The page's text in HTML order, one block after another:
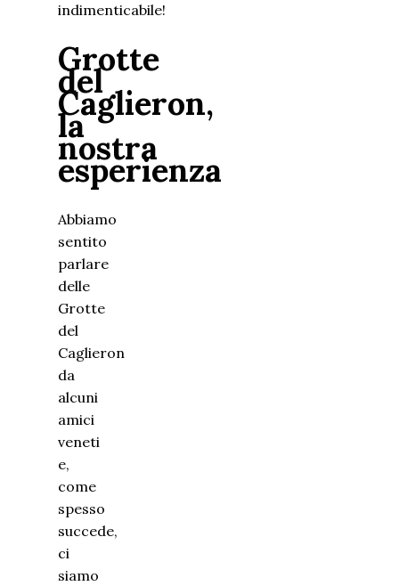
indimenticabile!
Grotte
del
Caglieron,
la
nostra
esperienza
Abbiamo
sentito
parlare
delle
Grotte
del
Caglieron
da
alcuni
amici
veneti
e,
come
spesso
succede,
ci
siamo